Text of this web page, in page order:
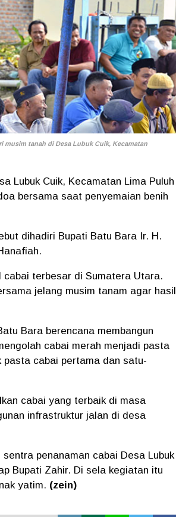
musim tanah di Desa Lubuk Cuik, Kecamatan
Lubuk Cuik, Kecamatan Lima Puluh
bersama saat penyemaian benih
dihadiri Bupati Batu Bara Ir. H.
cabai terbesar di Sumatera Utara.
jelang musim tanam agar hasil
Bara berencana membangun
cabai merah menjadi pasta
pasta cabai pertama dan satu-
cabai yang terbaik di masa
infrastruktur jalan di desa
penanaman cabai Desa Lubuk
Bupati Zahir. Di sela kegiatan itu
yatim. (zein)